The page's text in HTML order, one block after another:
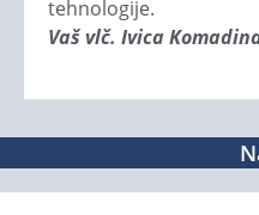
tehnologije.
Vaš vlč. Ivica